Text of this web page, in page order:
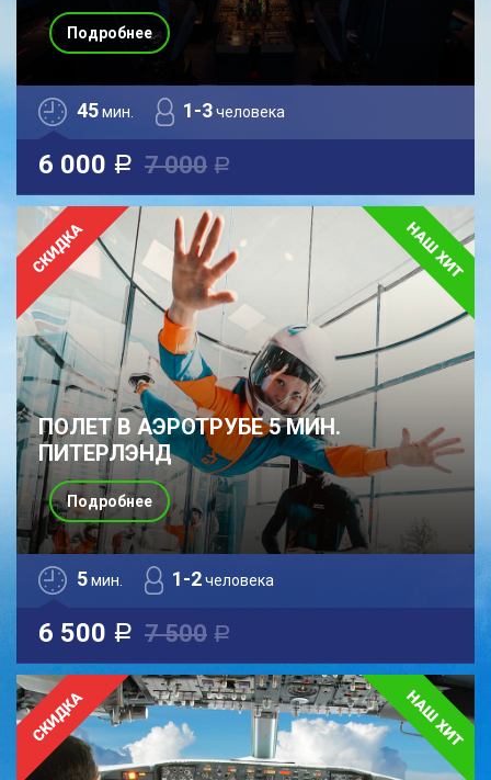
45мин. 1-3человека
6 000 a 7 000 a
Подробнее
ПОЛЕТ В АЭРОТРУБЕ 5 МИН.
ПИТЕРЛЭНД
5мин. 1-2человека
6 500 a 7 500 a
Подробнее